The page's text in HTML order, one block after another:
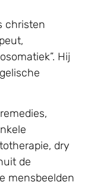
christen
Hij
dry
de
mensbeelden